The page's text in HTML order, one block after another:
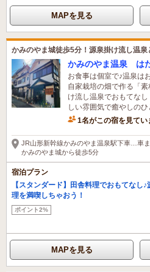
MAPを見る
かみのやま城徒歩5分！源泉掛け流し温泉
かみのやま温泉 は
お食事は個室で♪温泉は
自家栽培の畑で作る「
け流し温泉でおもてな
しい雰囲気で癒やし
1名がこの宿を見てい
JR山形新幹線かみのやま温泉駅下車…車
かみのやま城から徒歩5分
宿泊プラン
【スタンダード】田舎料理でおもてなし
理を満喫しちゃおう！
ポイント2%
MAPを見る